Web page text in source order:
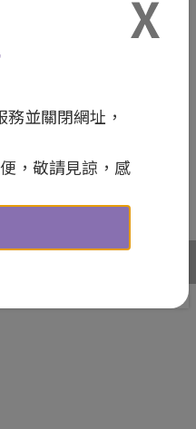
務並關閉網址，
，敬請見諒，感
~ 16:40